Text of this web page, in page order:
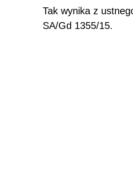
Tak wynika z
SA/Gd 1355/15.